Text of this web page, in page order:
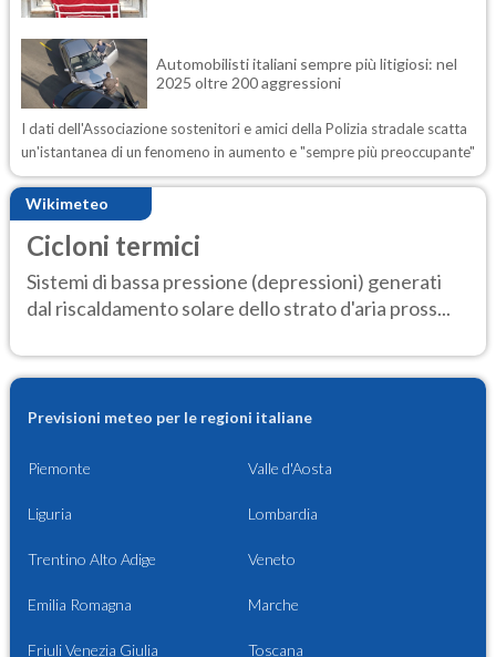
Automobilisti italiani sempre più litigiosi: nel
2025 oltre 200 aggressioni
I dati dell'Associazione sostenitori e amici della Polizia stradale scatta
un'istantanea di un fenomeno in aumento e "sempre più preoccupante"
Wikimeteo
Cicloni termici
Sistemi di bassa pressione (depressioni) generati
dal riscaldamento solare dello strato d'aria pross...
Previsioni meteo per le regioni italiane
Piemonte Valle d'Aosta
Liguria Lombardia
Trentino Alto Adige Veneto
Emilia Romagna Marche
Friuli Venezia Giulia Toscana